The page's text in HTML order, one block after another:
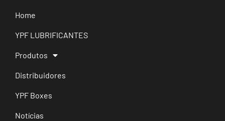
Home
YPF LUBRIFICANTES
Produtos
Distribuidores
YPF Boxes
Notícias